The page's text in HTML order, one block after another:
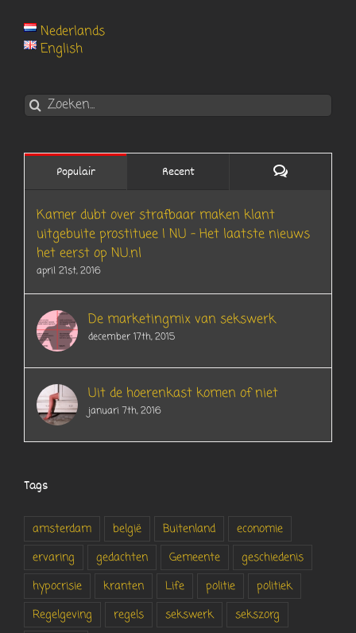
Nederlands
English
Zoeken
naar:
Populair Recent Reacties
Kamer dubt over strafbaar maken klant
uitgebuite prostituee | NU – Het laatste nieuws
het eerst op NU.nl
april 21st, 2016
De marketingmix van sekswerk
december 17th, 2015
Uit de hoerenkast komen of niet
januari 7th, 2016
Tags
amsterdam belgië Buitenland
economie
ervaring
gedachten Gemeente
geschiedenis
hypocrisie
kranten Life politie
politiek
Regelgeving
regels sekswerk
sekszorg